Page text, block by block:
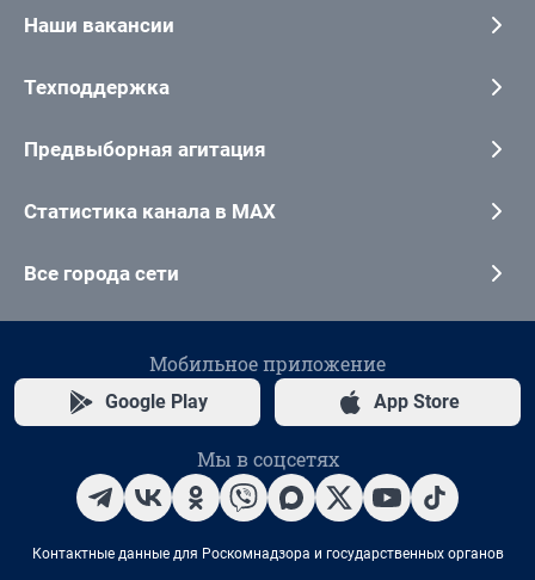
Наши вакансии
Техподдержка
Предвыборная агитация
Статистика канала в MAX
Все города сети
Мобильное приложение
Google Play App Store
Мы в соцсетях
Контактные данные для Роскомнадзора и государственных органов